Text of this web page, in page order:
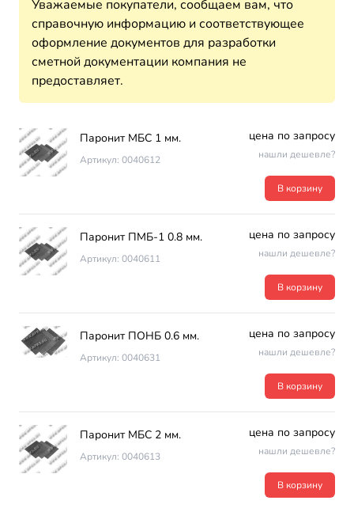
Уважаемые покупатели, сообщаем вам, что
справочную информацию и соответствующее
оформление документов для разработки
сметной документации компания не
предоставляет.
Паронит МБС 1 мм.
Артикул: 0040612
цена по запросу
нашли дешевле?
В корзину
Паронит ПМБ-1 0.8 мм.
Артикул: 0040611
цена по запросу
нашли дешевле?
В корзину
Паронит ПОНБ 0.6 мм.
Артикул: 0040631
цена по запросу
нашли дешевле?
В корзину
Паронит МБС 2 мм.
Артикул: 0040613
цена по запросу
нашли дешевле?
В корзину